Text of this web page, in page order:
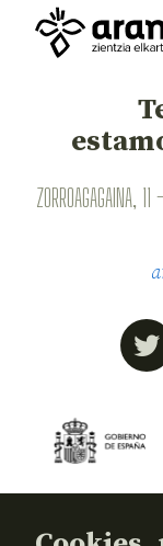
ZORROAGAGAINA,